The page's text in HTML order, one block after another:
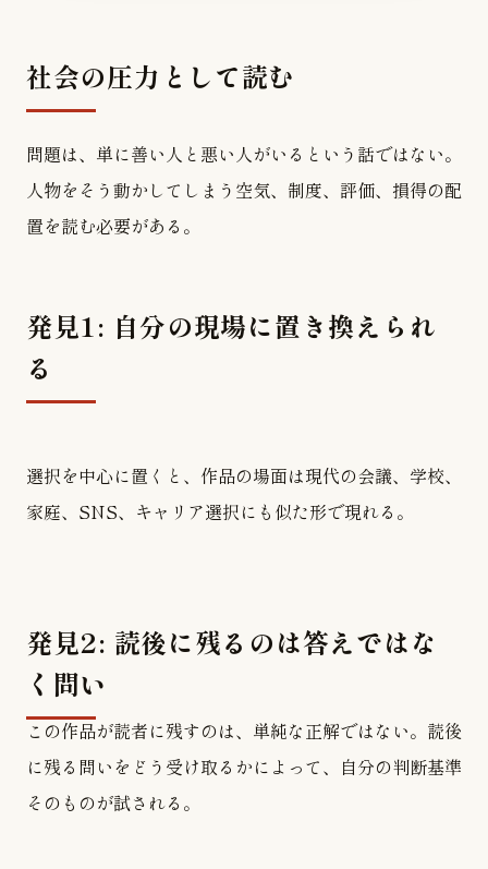
社会の圧力として読む
問題は、単に善い人と悪い人がいるという話ではない。
人物をそう動かしてしまう空気、制度、評価、損得の配
置を読む必要がある。
発見1: 自分の現場に置き換えられ
る
選択を中心に置くと、作品の場面は現代の会議、学校、
家庭、SNS、キャリア選択にも似た形で現れる。
発見2: 読後に残るのは答えではな
く問い
この作品が読者に残すのは、単純な正解ではない。読後
に残る問いをどう受け取るかによって、自分の判断基準
そのものが試される。